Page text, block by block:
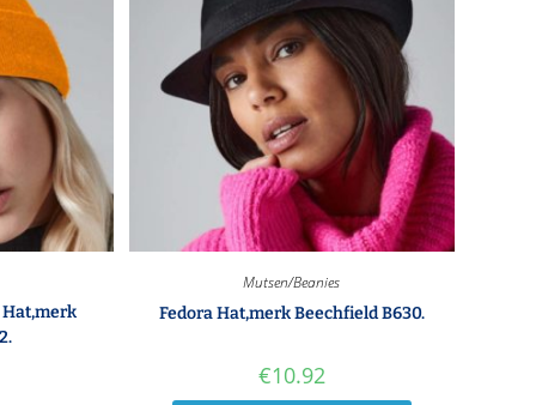
Mutsen/Beanies
Fedora Hat,merk Beechfield B630.
€10.92